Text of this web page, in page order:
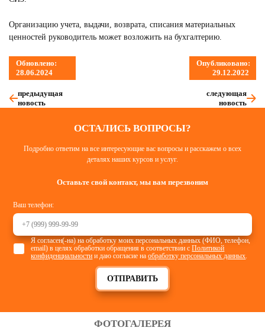
Организацию учета, выдачи, возврата, списания материальных
ценностей руководитель может возложить на бухгалтерию.
Обновлено:
28.06.2024
Опубликовано:
29.12.2022
предыдущая
новость
следующая
новость
ОСТАЛИСЬ ВОПРОСЫ?
Подробно ответим на все интересующие вас вопросы и расскажем о всех
деталях наших курсов и услуг.
Оставьте свой контакт, мы вам перезвоним
Ваш телефон:
ОТПРАВИТЬ
Я согласен(-на) на обработку моих персональных данных (ФИО, телефон,
email) в целях обработки обращения в соответствии сПолитикой
конфиденциальности и даю согласие наобработку персональных данных.
ФОТОГАЛЕРЕЯ